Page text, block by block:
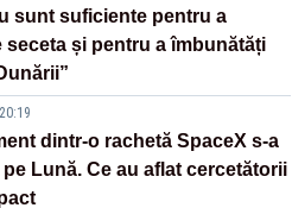
sunt suficiente pentru a
seceta și pentru a îmbunătăți
dintr-o rachetă SpaceX s-a
Lună. Ce au aflat cercetătorii